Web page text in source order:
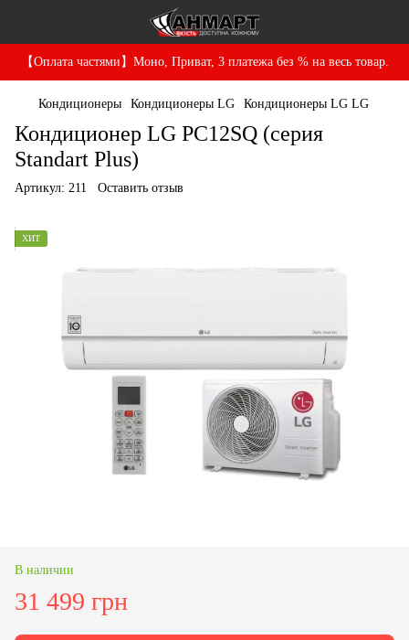
【Оплата частями】Моно, Приват, 3 платежа без % на весь товар.
Кондиционеры Кондиционеры LG Кондиционеры LG LG
Кондиционер LG PC12SQ (серия
Standart Plus)
Артикул: 211 Оставить отзыв
ХИТ
В наличии
31 499 грн